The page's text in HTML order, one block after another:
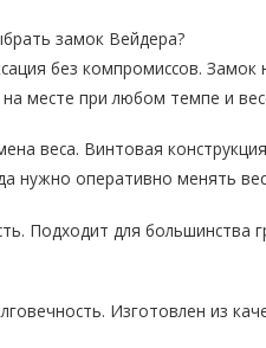
замок Вейдера?
без компромиссов.
на месте при любом темпе и
веса. Винтовая
нужно оперативно менять
Подходит для
Изготовлен из